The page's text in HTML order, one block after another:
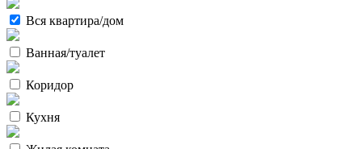
Вся квартира/дом
Ванная/туалет
Коридор
Кухня